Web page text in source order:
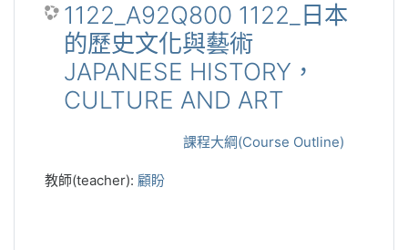
1122_A92Q800 1122_日本
的歷史文化與藝術
JAPANESE HISTORY，
CULTURE AND ART
課程大綱(Course Outline)
教師(teacher): 顧盼